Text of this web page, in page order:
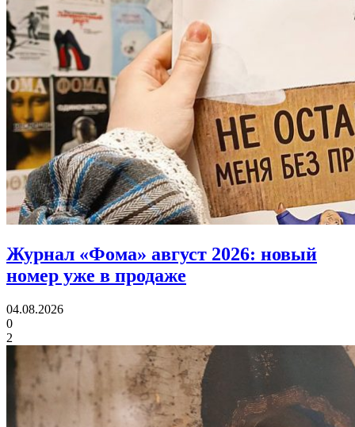
Журнал «Фома» август 2026: новый
номер уже в продаже
04.08.2026
0
2